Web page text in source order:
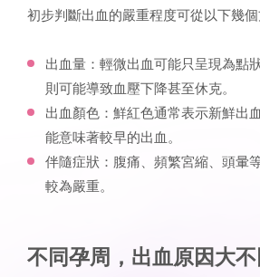
初步判斷出血的嚴重程度可從以下幾個
出血量：輕微出血可能只呈現為點
則可能導致血壓下降甚至休克。
出血顏色：鮮紅色通常表示新鮮出
能意味著較早的出血。
伴隨症狀：腹痛、頻繁宮縮、頭暈
較為嚴重。
不同孕周，出血原因大不